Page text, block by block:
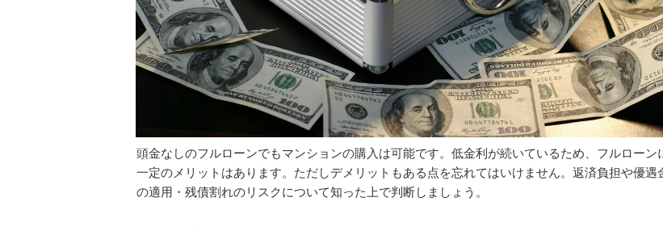
頭金なしのフルローンでもマンションの購入は可能です。低金利が続いているため、フルローン
一定のメリットはあります。ただしデメリットもある点を忘れてはいけません。返済負担や優遇
の適用・残債割れのリスクについて知った上で判断しましょう。